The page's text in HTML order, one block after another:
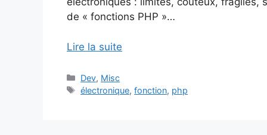
de « fonctions PHP »…
Lire la suite
Catégories
Dev, Misc
Étiquettes
électronique,fonction, php